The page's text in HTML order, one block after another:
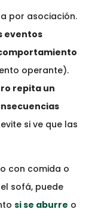
por asociación.
eventos
operante).
repita un
si ve que las
con comida o
sofá, puede
si se aburre o